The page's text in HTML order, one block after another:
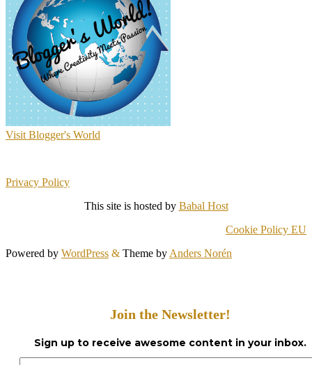
Visit Blogger's World
Privacy Policy
This site is hosted by Babal Host
Cookie Policy EU
Powered by WordPress & Theme by Anders Norén
Join the Newsletter!
Sign up to receive awesome content in your inbox.